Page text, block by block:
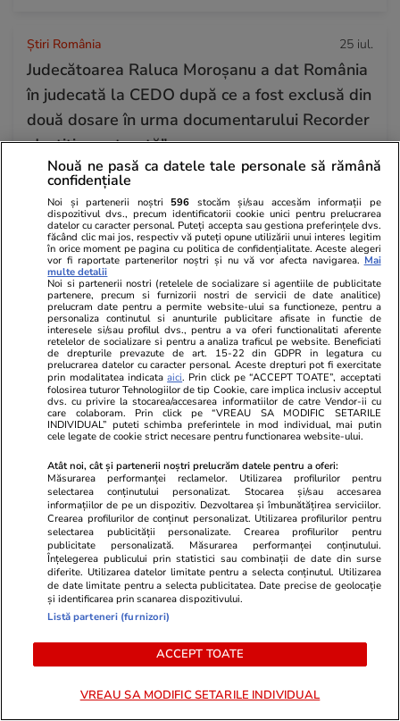
Știri România 25 iul.
Judecătoarea Raluca Moroșanu a dat România
în judecată la CEDO după ce a fost exclusă din
două dosare în urma documentarului Recorder
„Justiție capturată”
Horoscop 24 iul.
Horoscop Urania | Previziuni astrologice pentru
perioada 25 – 31 iulie 2026. Luna Plină în
Vărsător
Vacanțe și Cultură 25 iul.
Compania aeriană Qantas, zbor
record de 19 ore din Franța în
Australia. Ce pățește corpul tău
Horoscop
Horoscop
încep o
Nouă ne pasă ca datele tale personale să rămână
confidențiale
Noi și partenerii noștri 596 stocăm și/sau accesăm informații pe
dispozitivul dvs., precum identificatorii cookie unici pentru prelucrarea
datelor cu caracter personal. Puteți accepta sau gestiona preferințele dvs.
făcând clic mai jos, respectiv vă puteți opune utilizării unui interes legitim
în orice moment pe pagina cu politica de confidențialitate. Aceste alegeri
vor fi raportate partenerilor noștri și nu vă vor afecta navigarea. Mai
multe detalii
Noi si partenerii nostri (retelele de socializare si agentiile de publicitate
partenere, precum si furnizorii nostri de servicii de date analitice)
prelucram date pentru a permite website-ului sa functioneze, pentru a
personaliza continutul si anunturile publicitare afisate in functie de
interesele si/sau profilul dvs., pentru a va oferi functionalitati aferente
retelelor de socializare si pentru a analiza traficul pe website. Beneficiati
de drepturile prevazute de art. 15-22 din GDPR in legatura cu
prelucrarea datelor cu caracter personal. Aceste drepturi pot fi exercitate
prin modalitatea indicataaici. Prin click pe “ACCEPT TOATE”, acceptati
folosirea tuturor Tehnologiilor de tip Cookie, care implica inclusiv acceptul
dvs. cu privire la stocarea/accesarea informatiilor de catre Vendor-ii cu
care colaboram. Prin click pe “VREAU SA MODIFIC SETARILE
INDIVIDUAL” puteti schimba preferintele in mod individual, mai putin
cele legate de cookie strict necesare pentru functionarea website-ului.
Atât noi, cât și partenerii noștri prelucrăm datele pentru a oferi:
Măsurarea performanței reclamelor. Utilizarea profilurilor pentru
selectarea conținutului personalizat. Stocarea și/sau accesarea
informațiilor de pe un dispozitiv. Dezvoltarea și îmbunătățirea serviciilor.
Crearea profilurilor de conținut personalizat. Utilizarea profilurilor pentru
selectarea publicității personalizate. Crearea profilurilor pentru
publicitate personalizată. Măsurarea performanței conținutului.
Înțelegerea publicului prin statistici sau combinații de date din surse
diferite. Utilizarea datelor limitate pentru a selecta conținutul. Utilizarea
de date limitate pentru a selecta publicitatea. Date precise de geolocație
și identificarea prin scanarea dispozitivului.
Listă parteneri (furnizori)
ACCEPT TOATE
VREAU SA MODIFIC SETARILE INDIVIDUAL